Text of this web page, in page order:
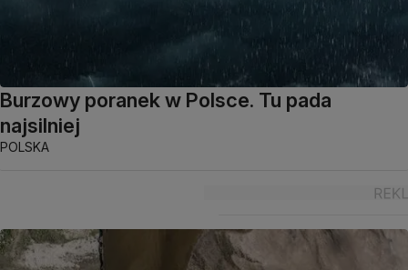
Burzowy poranek w Polsce. Tu pada
najsilniej
POLSKA